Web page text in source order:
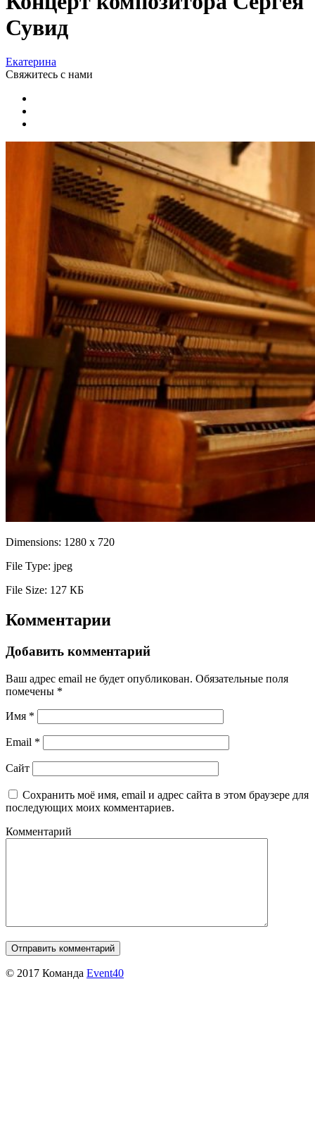
Сувид
Екатерина
Свяжитесь с нами
Dimensions: 1280 x 720
File Type: jpeg
File Size: 127 КБ
Комментарии
Добавить комментарий
Ваш адрес email не будет опубликован. Обязательные поля
помечены *
Имя *
Email *
Сайт
Сохранить моё имя, email и адрес сайта в этом браузере для
последующих моих комментариев.
Комментарий
© 2017 Команда Event40